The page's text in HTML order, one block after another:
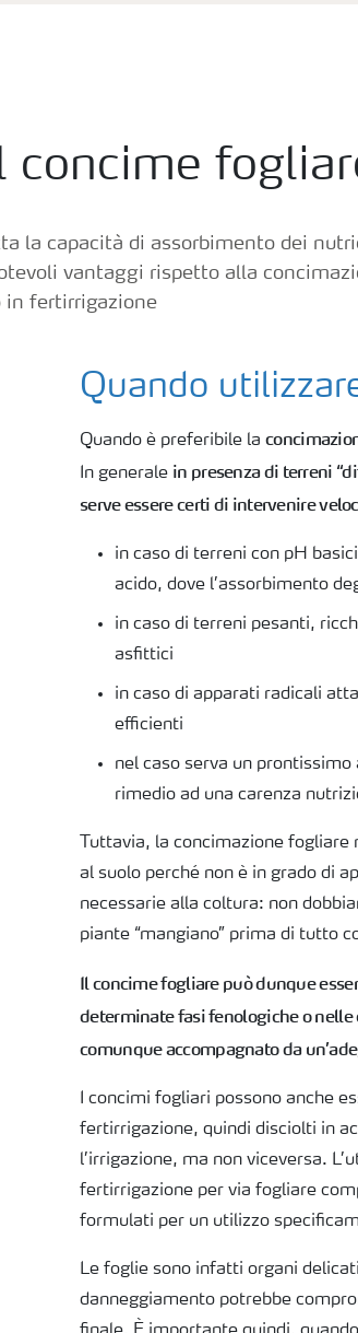
concime
la capacità di assorbimento dei
vantaggi rispetto alla
in fertirrigazione
Quando
Quando è preferibile la
In generale in presenza di terreni
serve essere certi di intervenire
in caso di terreni con pH
acido, dove l’assorbimento
in caso di terreni pesanti,
asfittici
in caso di apparati radicali
efficienti
nel caso serva un
rimedio ad una carenza
Tuttavia, la concimazione
al suolo perché non è in grado di
necessarie alla coltura: non
piante “mangiano” prima di tutto
Il concime fogliare può dunque
determinate fasi fenologiche o
comunque accompagnato da
I concimi fogliari possono anche
fertirrigazione, quindi disciolti in
l’irrigazione, ma non viceversa.
fertirrigazione per via fogliare
formulati per un utilizzo
Le foglie sono infatti organi
danneggiamento potrebbe